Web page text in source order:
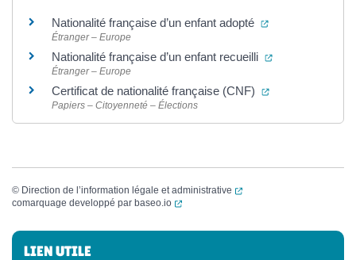
Nationalité française d’un enfant adopté (ouverture dans
Étranger – Europe
Nationalité française d’un enfant recueilli (ouverture
Étranger – Europe
Certificat de nationalité française (CNF) (ouverture dans
Papiers – Citoyenneté – Élections
© Direction de l’information légale et administrative
(ouverture dans un
comarquage developpé par baseo.io (ouverture dans un nouvel onglet)
Informations complémentaires
LIEN UTILE